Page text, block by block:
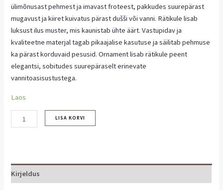
ülimõnusast pehmest ja imavast froteest, pakkudes suurepärast
mugavust ja kiiret kuivatus pärast dušši või vanni. Rätikule lisab
luksust ilus muster, mis kaunistab ühte äärt. Vastupidav ja
kvaliteetne materjal tagab pikaajalise kasutuse ja säilitab pehmuse
ka pärast korduvaid pesusid. Ornament lisab rätikule peent
elegantsi, sobitudes suurepäraselt erinevate
vannitoasisustustega.
Laos
LISA KORVI
Kirjeldus